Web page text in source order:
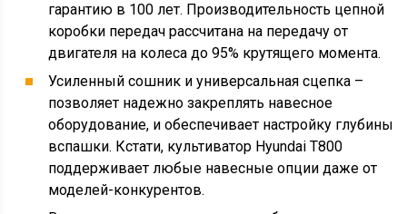
гарантию в 100 лет. Производительность цепной
коробки передач рассчитана на передачу от
двигателя на колеса до 95% крутящего момента.
Усиленный сошник и универсальная сцепка –
позволяет надежно закреплять навесное
оборудование, и обеспечивает настройку глубины
вспашки. Кстати, культиватор Hyundai T800
поддерживает любые навесные опции даже от
моделей-конкурентов.